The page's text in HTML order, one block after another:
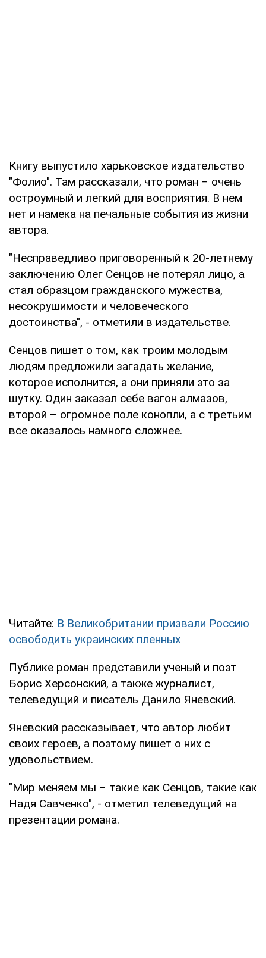
Книгу выпустило харьковское издательство
"Фолио". Там рассказали, что роман – очень
остроумный и легкий для восприятия. В нем
нет и намека на печальные события из жизни
автора.
"Несправедливо приговоренный к 20-летнему
заключению Олег Сенцов не потерял лицо, а
стал образцом гражданского мужества,
несокрушимости и человеческого
достоинства", - отметили в издательстве.
Сенцов пишет о том, как троим молодым
людям предложили загадать желание,
которое исполнится, а они приняли это за
шутку. Один заказал себе вагон алмазов,
второй – огромное поле конопли, а с третьим
все оказалось намного сложнее.
Читайте: В Великобритании призвали Россию
освободить украинских пленных
Публике роман представили ученый и поэт
Борис Херсонский, а также журналист,
телеведущий и писатель Данило Яневский.
Яневский рассказывает, что автор любит
своих героев, а поэтому пишет о них с
удовольствием.
"Мир меняем мы – такие как Сенцов, такие как
Надя Савченко", - отметил телеведущий на
презентации романа.